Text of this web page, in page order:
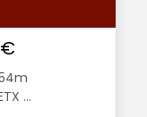
€
...